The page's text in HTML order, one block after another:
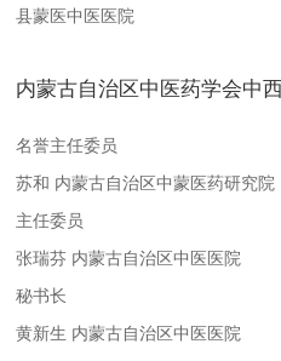
县蒙医中医医院
内蒙古自治区中医药学会中
名誉主任委员
苏和 内蒙古自治区中蒙医药研究院
主任委员
张瑞芬 内蒙古自治区中医医院
秘书长
黄新生 内蒙古自治区中医医院